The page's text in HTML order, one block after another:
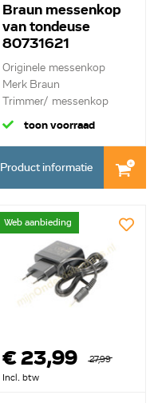
Braun messenkop
van tondeuse
80731621
Originele messenkop
Merk Braun
Trimmer/ messenkop
toon voorraad
Product informatie
Web aanbieding
€ 23,99
27,99
Incl. btw